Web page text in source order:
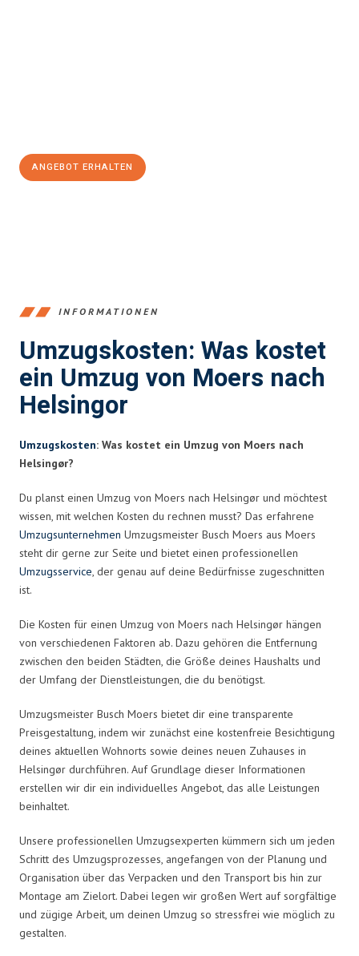
ANGEBOT ERHALTEN
INFORMATIONEN
Umzugskosten: Was kostet
ein Umzug von Moers nach
Helsingor
Umzugskosten: Was kostet ein Umzug von Moers nach
Helsingør?
Du planst einen Umzug von Moers nach Helsingør und möchtest
wissen, mit welchen Kosten du rechnen musst? Das erfahrene
Umzugsunternehmen Umzugsmeister Busch Moers aus Moers
steht dir gerne zur Seite und bietet einen professionellen
Umzugsservice, der genau auf deine Bedürfnisse zugeschnitten
ist.
Die Kosten für einen Umzug von Moers nach Helsingør hängen
von verschiedenen Faktoren ab. Dazu gehören die Entfernung
zwischen den beiden Städten, die Größe deines Haushalts und
der Umfang der Dienstleistungen, die du benötigst.
Umzugsmeister Busch Moers bietet dir eine transparente
Preisgestaltung, indem wir zunächst eine kostenfreie Besichtigung
deines aktuellen Wohnorts sowie deines neuen Zuhauses in
Helsingør durchführen. Auf Grundlage dieser Informationen
erstellen wir dir ein individuelles Angebot, das alle Leistungen
beinhaltet.
Unsere professionellen Umzugsexperten kümmern sich um jeden
Schritt des Umzugsprozesses, angefangen von der Planung und
Organisation über das Verpacken und den Transport bis hin zur
Montage am Zielort. Dabei legen wir großen Wert auf sorgfältige
und zügige Arbeit, um deinen Umzug so stressfrei wie möglich zu
gestalten.